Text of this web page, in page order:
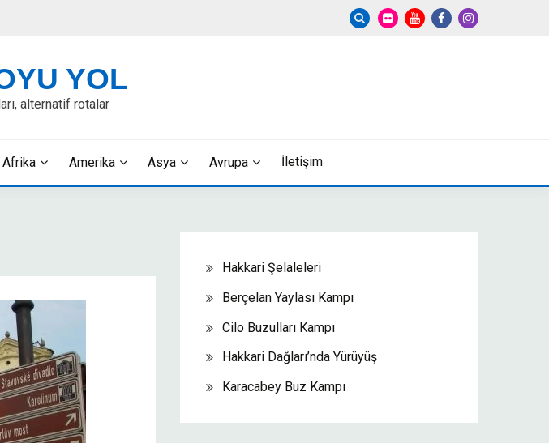
YOL
alternatif rotalar
Afrika Amerika Asya Avrupa İletişim
Hakkari Şelaleleri
Berçelan Yaylası Kampı
Cilo Buzulları Kampı
Hakkari Dağları’nda Yürüyüş
Karacabey Buz Kampı